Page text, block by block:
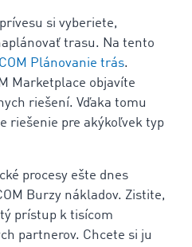
si vyberiete,
trasu. Na tento
Plánovanie trás.
Marketplace objavíte
riešení. Vďaka tomu
riešenie pre akýkoľvek typ
procesy ešte dnes
Burzy nákladov. Zistite,
prístup k tisícom
partnerov. Chcete si ju